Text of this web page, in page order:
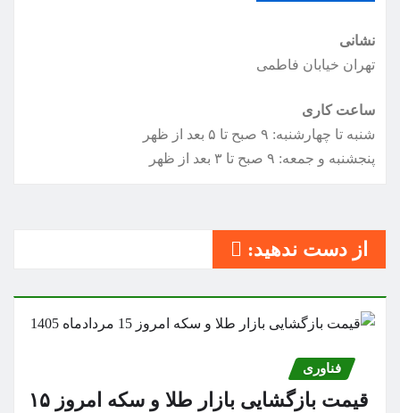
نشانی
تهران خیابان فاطمی
ساعت کاری
شنبه تا چهارشنبه: ۹ صبح تا ۵ بعد از ظهر
پنجشنبه و جمعه: ۹ صبح تا ۳ بعد از ظهر
از دست ندهید:
فناوری
قیمت بازگشایی بازار طلا و سکه امروز ۱۵